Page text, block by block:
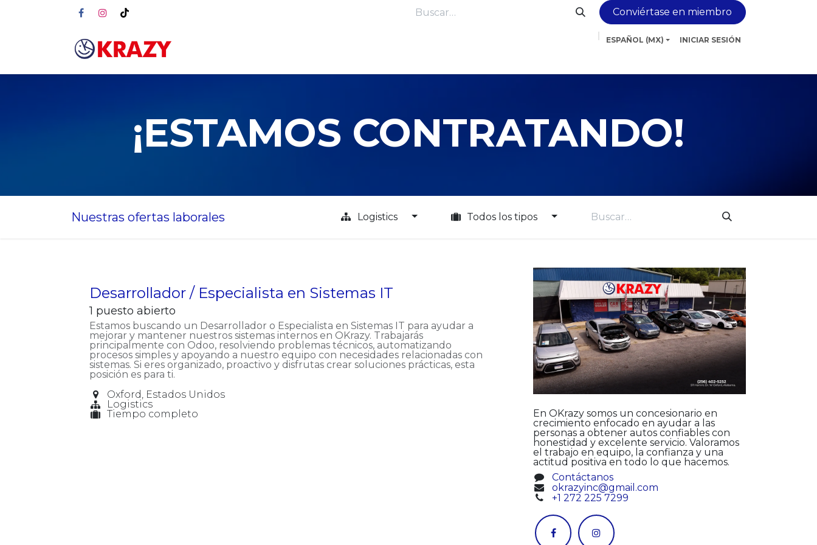
Conviértase en miembro
ESPAÑOL (MX) INICIAR SESIÓN
¡ESTAMOS CONTRATANDO!
Nuestras ofertas laborales Logistics Todos los tipos
Desarrollador / Especialista en Sistemas IT
1 puesto abierto
Estamos buscando un Desarrollador o Especialista en Sistemas IT para ayudar a
mejorar y mantener nuestros sistemas internos en OKrazy. Trabajarás
principalmente con Odoo, resolviendo problemas técnicos, automatizando
procesos simples y apoyando a nuestro equipo con necesidades relacionadas con
sistemas. Si eres organizado, proactivo y disfrutas crear soluciones prácticas, esta
posición es para ti.
Oxford, Estados Unidos
Logistics
Tiempo completo
En OKrazy somos un concesionario en
crecimiento enfocado en ayudar a las
personas a obtener autos confiables con
honestidad y excelente servicio. Valoramos
el trabajo en equipo, la confianza y una
actitud positiva en todo lo que hacemos.
Contáctanos
okrazyinc@gmail.com
+1 272 225 7299